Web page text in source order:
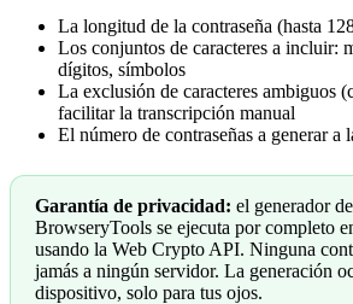
La longitud de la contraseña (hasta
Los conjuntos de caracteres a incluir:
dígitos, símbolos
La exclusión de caracteres ambiguos
facilitar la transcripción manual
El número de contraseñas a generar a
Garantía de privacidad: el generador
BrowseryTools se ejecuta por completo
usando la Web Crypto API. Ninguna
jamás a ningún servidor. La generación
dispositivo, solo para tus ojos.